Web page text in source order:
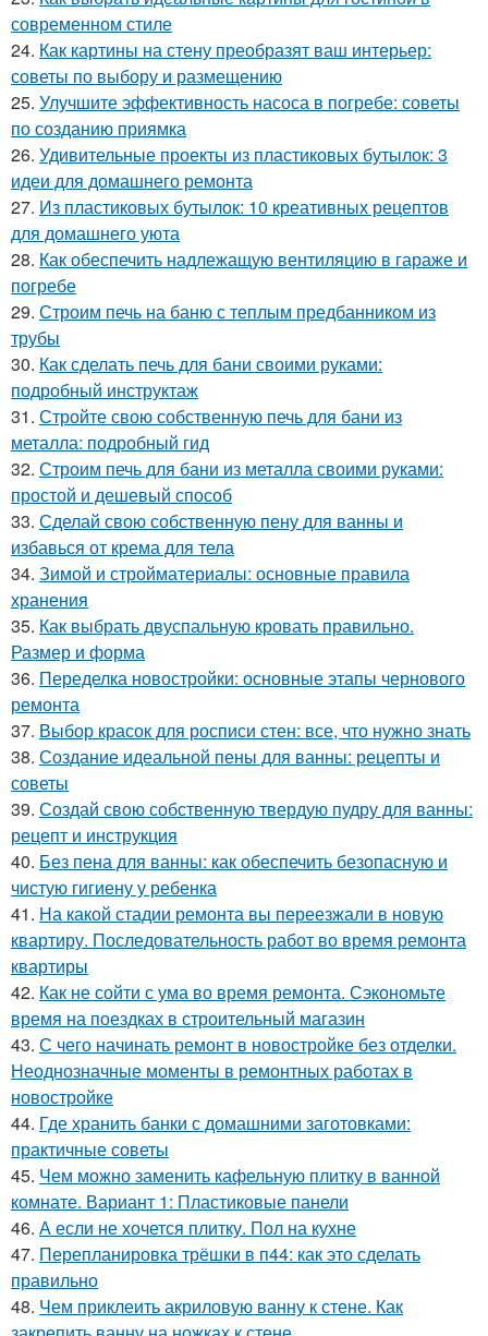
современном стиле
24. Как картины на стену преобразят ваш интерьер:
советы по выбору и размещению
25. Улучшите эффективность насоса в погребе: советы
по созданию приямка
26. Удивительные проекты из пластиковых бутылок: 3
идеи для домашнего ремонта
27. Из пластиковых бутылок: 10 креативных рецептов
для домашнего уюта
28. Как обеспечить надлежащую вентиляцию в гараже и
погребе
29. Строим печь на баню с теплым предбанником из
трубы
30. Как сделать печь для бани своими руками:
подробный инструктаж
31. Стройте свою собственную печь для бани из
металла: подробный гид
32. Строим печь для бани из металла своими руками:
простой и дешевый способ
33. Сделай свою собственную пену для ванны и
избавься от крема для тела
34. Зимой и стройматериалы: основные правила
хранения
35. Как выбрать двуспальную кровать правильно.
Размер и форма
36. Переделка новостройки: основные этапы чернового
ремонта
37. Выбор красок для росписи стен: все, что нужно знать
38. Создание идеальной пены для ванны: рецепты и
советы
39. Создай свою собственную твердую пудру для ванны:
рецепт и инструкция
40. Без пена для ванны: как обеспечить безопасную и
чистую гигиену у ребенка
41. На какой стадии ремонта вы переезжали в новую
квартиру. Последовательность работ во время ремонта
квартиры
42. Как не сойти с ума во время ремонта. Сэкономьте
время на поездках в строительный магазин
43. С чего начинать ремонт в новостройке без отделки.
Неоднозначные моменты в ремонтных работах в
новостройке
44. Где хранить банки с домашними заготовками:
практичные советы
45. Чем можно заменить кафельную плитку в ванной
комнате. Вариант 1: Пластиковые панели
46. А если не хочется плитку. Пол на кухне
47. Перепланировка трёшки в п44: как это сделать
правильно
48. Чем приклеить акриловую ванну к стене. Как